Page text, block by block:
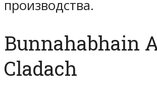
производства.
Bunnahabhain
Cladach